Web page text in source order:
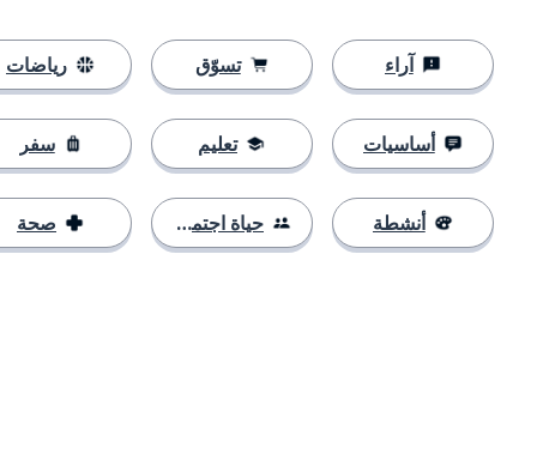
آراء
أساسيات
أنشطة
تسوّق
تعليم
حياة اجتماعية
رياضات
سفر
صحة